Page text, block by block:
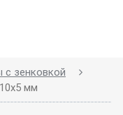
с зенковкой
мм